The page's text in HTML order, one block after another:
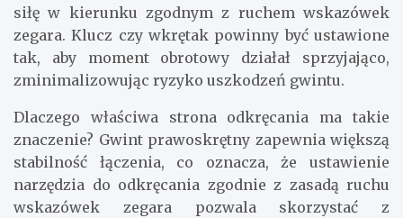
siłę w kierunku zgodnym z ruchem wskazówek
zegara. Klucz czy wkrętak powinny być ustawione
tak, aby moment obrotowy działał sprzyjająco,
zminimalizowując ryzyko uszkodzeń gwintu.
Dlaczego właściwa strona odkręcania ma takie
znaczenie? Gwint prawoskrętny zapewnia większą
stabilność łączenia, co oznacza, że ustawienie
narzędzia do odkręcania zgodnie z zasadą ruchu
wskazówek zegara pozwala skorzystać z